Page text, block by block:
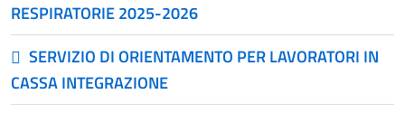
RESPIRATORIE 2025-2026
SERVIZIO DI ORIENTAMENTO PER LAVORATORI IN
CASSA INTEGRAZIONE